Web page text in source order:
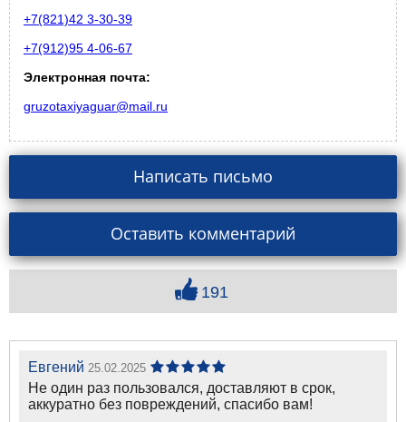
Евгений 25.02.2025
Не один раз пользовался, доставляют в срок,
аккуратно без повреждений, спасибо вам!
Написать письмо
Оставить комментарий
191
+7(821)42 3-30-39
+7(912)95 4-06-67
Электронная почта:
gruzotaxiyaguar@mail.ru